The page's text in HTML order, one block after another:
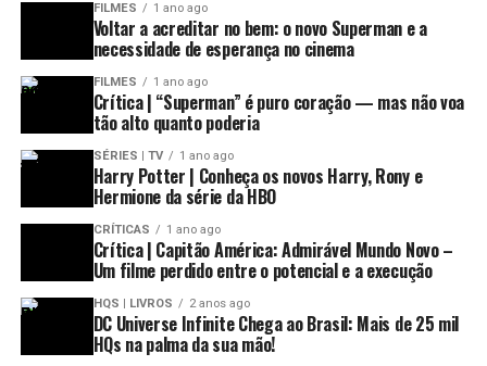
FILMES 1 ano ago
Voltar a acreditar no bem: o novo Superman e a
necessidade de esperança no cinema
FILMES 1 ano ago
Crítica | “Superman” é puro coração — mas não voa
tão alto quanto poderia
SÉRIES | TV 1 ano ago
Harry Potter | Conheça os novos Harry, Rony e
Hermione da série da HBO
CRÍTICAS 1 ano ago
Crítica | Capitão América: Admirável Mundo Novo –
Um filme perdido entre o potencial e a execução
HQS | LIVROS 2 anos ago
DC Universe Infinite Chega ao Brasil: Mais de 25 mil
HQs na palma da sua mão!